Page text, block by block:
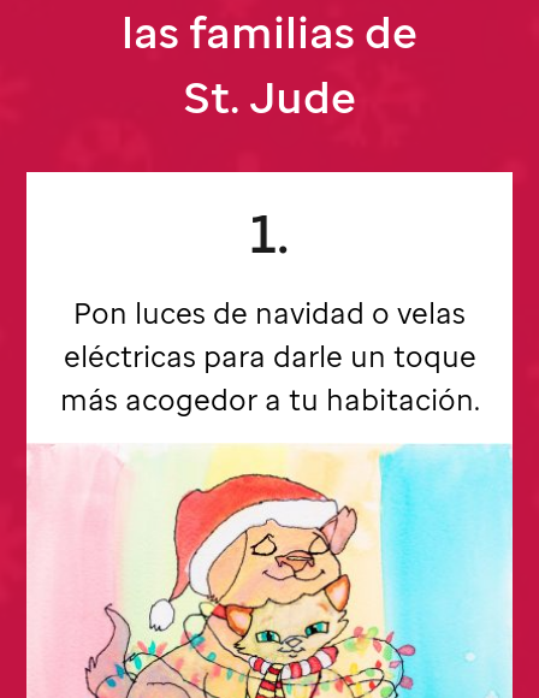
las familias de
St. Jude
1.
Pon luces de navidad o velas
eléctricas para darle un toque
más acogedor a tu habitación.